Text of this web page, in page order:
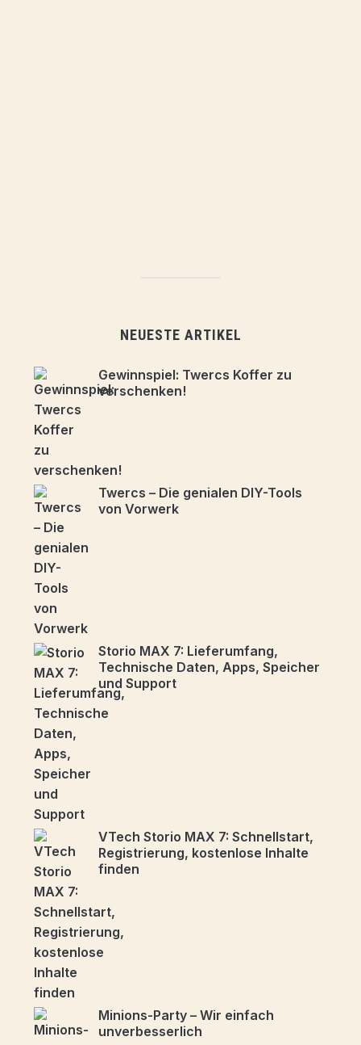
NEUESTE ARTIKEL
Gewinnspiel: Twercs Koffer zu
verschenken!
Twercs – Die genialen DIY-Tools
von Vorwerk
Storio MAX 7: Lieferumfang,
Technische Daten, Apps, Speicher
und Support
VTech Storio MAX 7: Schnellstart,
Registrierung, kostenlose Inhalte
finden
Minions-Party – Wir einfach
unverbesserlich